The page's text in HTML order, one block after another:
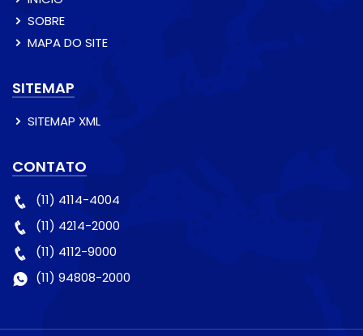
SOBRE
MAPA DO SITE
SITEMAP
SITEMAP XML
CONTATO
(11) 4114-4004
(11) 4214-2000
(11) 4112-9000
(11) 94808-2000